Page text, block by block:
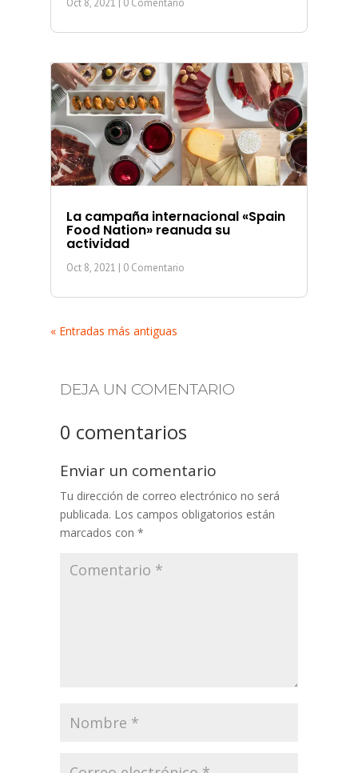
Oct 8, 2021 | 0 Comentario
La campaña internacional «Spain
Food Nation» reanuda su
actividad
Oct 8, 2021 | 0 Comentario
« Entradas más antiguas
DEJA UN COMENTARIO
0 comentarios
Enviar un comentario
Tu dirección de correo electrónico no será
publicada. Los campos obligatorios están
marcados con *